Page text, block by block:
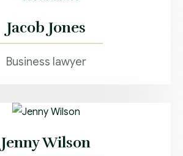
Jacob Jones
Business lawyer
Jenny Wilson